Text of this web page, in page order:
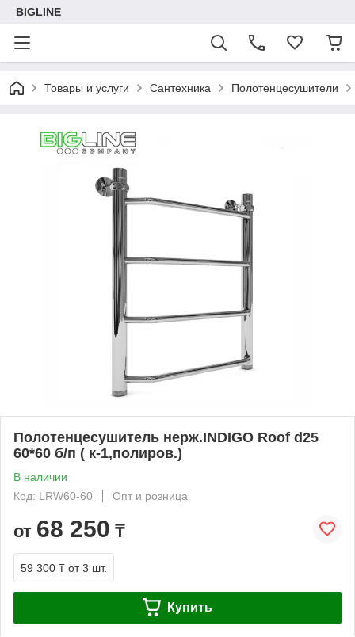
BIGLINE
Товары и услуги Сантехника Полотенцесушители
Полотенцесушитель нерж.INDIGO Roof d25
60*60 б/п ( к-1,полиров.)
В наличии
Код: LRW60-60
Опт и розница
от 68 250 ₸
59 300 ₸ от 3 шт.
Купить